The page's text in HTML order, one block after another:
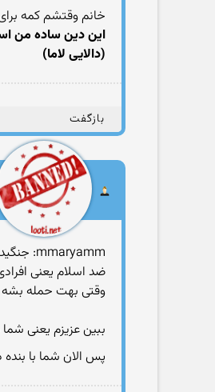
خانم وقتشم کمه
اين دين ساده من است :نيازی
(دالايی لاما‬)
بازگفت
mmaryamm: جنگیدن با ضد اسلام
ضد اسلام یعنی
وقتی بهت حمله
ببین عزیزم یعنی
پس الان شما با